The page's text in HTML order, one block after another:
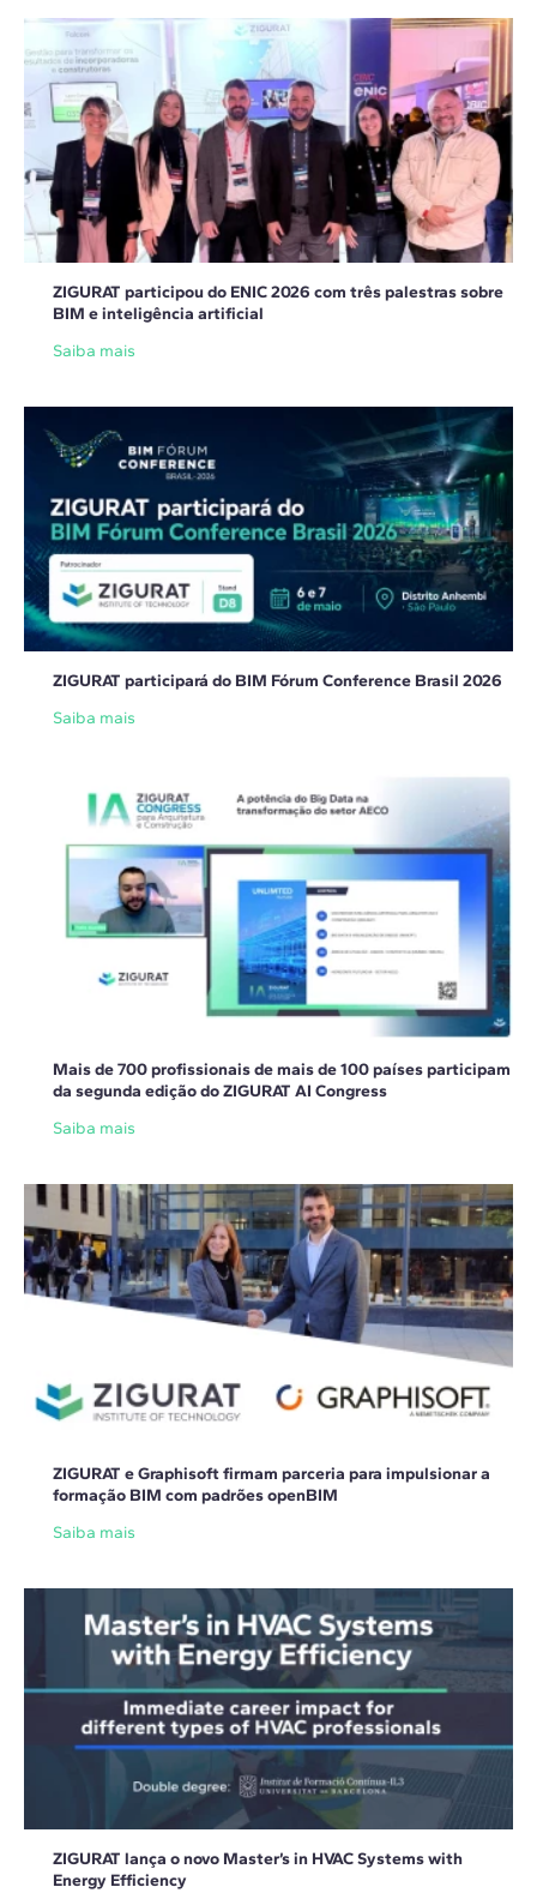
ZIGURAT participou do ENIC 2026 com três palestras sobre
BIM e inteligência artificial
Saiba mais
ZIGURAT participará do BIM Fórum Conference Brasil 2026
Saiba mais
Mais de 700 profissionais de mais de 100 países participam
da segunda edição do ZIGURAT AI Congress
Saiba mais
ZIGURAT e Graphisoft firmam parceria para impulsionar a
formação BIM com padrões openBIM
Saiba mais
ZIGURAT lança o novo Master’s in HVAC Systems with
Energy Efficiency